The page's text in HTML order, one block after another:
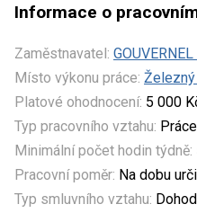
Informace o
Zaměstnavatel: GOUVERNEL
Místo výkonu práce:
Platové ohodnocení: 5 000
Typ pracovního vztahu:
Minimální počet hodin týdně:
Pracovní poměr: Na dobu
Typ smluvního vztahu: